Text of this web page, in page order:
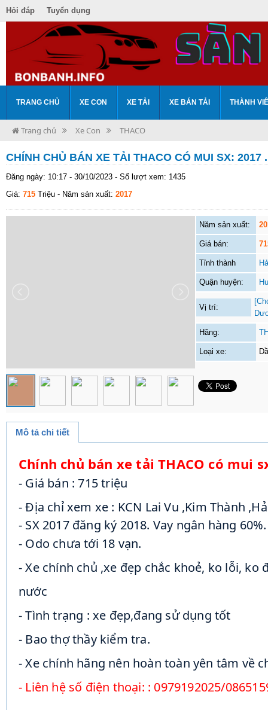
Hỏi đáp Tuyển dụng
TRANG CHỦ XE CON XE TẢI XE BÁN TẢI THÀNH
Trang chủ Xe Con THACO
CHÍNH CHỦ BÁN XE TẢI THACO CÓ MUI SX: 2017 .
Đăng ngày: 10:17 - 30/10/2023 - Số lượt xem: 1435
Giá: 715 Triệu - Năm sản xuất: 2017
Năm sản xuất:
Giá bán:
Tỉnh thành
Quận huyện:
Vị trí:
Hãng:
Loại xe:
Mô tả chi tiết
Chính chủ bán xe tải THACO có mui
- Giá bán : 715 triệu
- Địa chỉ xem xe : KCN Lai Vu ,Kim Thành
- SX 2017 đăng ký 2018. Vay ngân hàng
- Odo chưa tới 18 vạn.
- Xe chính chủ ,xe đẹp chắc khoẻ, ko lỗi, ko
nước
- Tình trạng : xe đẹp,đang sử dụng tốt
- Bao thợ thầy kiểm tra.
- Xe chính hãng nên hoàn toàn yên tâm về
- Liên hệ số điện thoại: : 0979192025/